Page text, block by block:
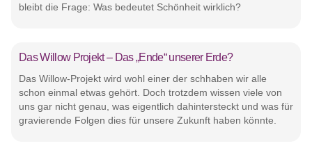
bleibt die Frage: Was bedeutet Schönheit wirklich?
Das Willow Projekt – Das „Ende“ unserer Erde?
Das Willow-Projekt wird wohl einer der schhaben wir alle
schon einmal etwas gehört. Doch trotzdem wissen viele von
uns gar nicht genau, was eigentlich dahintersteckt und was für
gravierende Folgen dies für unsere Zukunft haben könnte.